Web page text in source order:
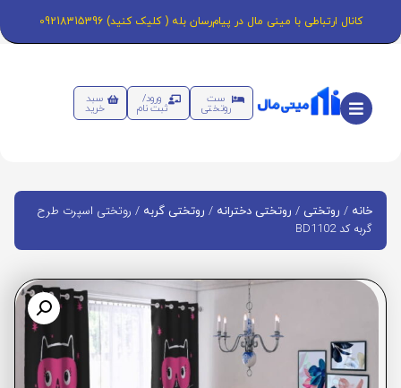
کانال ارتباطی با مینی مال در پیام‌رسان بله ( کلیک کنید) 09218315396
ست
روتختی
ورود/
ثبت نام
سبد
خرید
خانه / روتختی / روتختی دخترانه / روتختی گربه / روتختی اسپرت طرح
گربه کد BD1102